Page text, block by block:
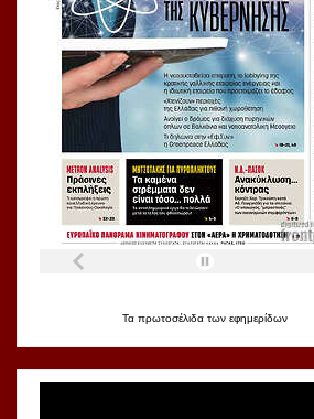
Τα πρωτοσέλιδα των εφημερίδων